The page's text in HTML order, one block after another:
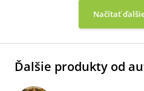
Načítať
Ďalšie produkty od